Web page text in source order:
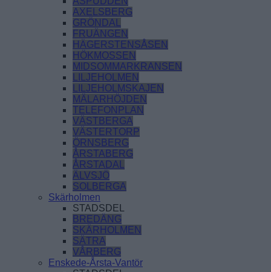
AXELSBERG
GRÖNDAL
FRUÄNGEN
HÄGERSTENSÅSEN
HÖKMOSSEN
MIDSOMMARKRANSEN
LILJEHOLMEN
LILJEHOLMSKAJEN
MÄLARHÖJDEN
TELEFONPLAN
VÄSTBERGA
VÄSTERTORP
ÖRNSBERG
ÅRSTABERG
ÅRSTADAL
ÄLVSJÖ
SOLBERGA
Skärholmen
STADSDEL
BREDÄNG
SKÄRHOLMEN
SÄTRA
VÅRBERG
Enskede-Årsta-Vantör